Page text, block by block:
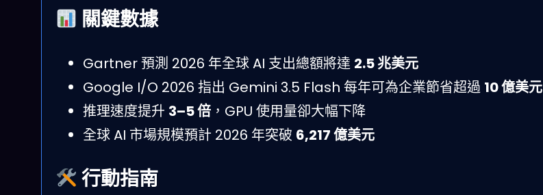
關鍵數據
Gartner 預測 2026 年全球 AI 支出總額將達 2.5 兆美元
Google I/O 2026 指出 Gemini 3.5 Flash 每年可為企業節省超過 10 億美元
推理速度提升 3–5 倍 ，GPU 使用量卻大幅下降
全球 AI 市場規模預計 2026 年突破 6,217 億美元
行動指南